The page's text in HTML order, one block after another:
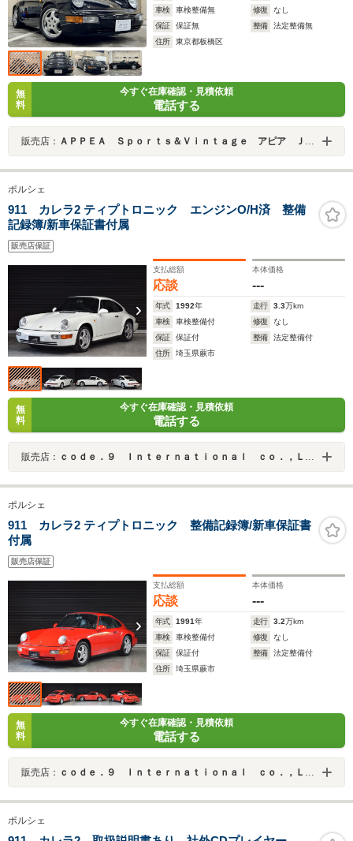
車検
車検整備無 修復
なし
保証
保証無 整備
法定整備無
住所
東京都板橋区
無
料
今すぐ在庫確認・見積依頼
電話する
販売店： ＡＰＰＥＡ Ｓｐｏｒｔｓ＆Ｖｉｎｔａｇｅ アピア ＪＵ適正販売店
ポルシェ
911 カレラ2 ティプトロニック エンジンO/H済 整備
記録簿/新車保証書付属
販売店保証
支払総額
応談
本体価格
---
年式 1992年 走行 3.3万km
車検
車検整備付 修復
なし
保証
保証付 整備
法定整備付
住所
埼玉県蕨市
無
料
今すぐ在庫確認・見積依頼
電話する
販売店： ｃｏｄｅ．９ Ｉｎｔｅｒｎａｔｉｏｎａｌ ｃｏ．，Ｌｔｄ．
ポルシェ
911 カレラ2 ティプトロニック 整備記録簿/新車保証書
付属
販売店保証
支払総額
応談
本体価格
---
年式 1991年 走行 3.2万km
車検
車検整備付 修復
なし
保証
保証付 整備
法定整備付
住所
埼玉県蕨市
無
料
今すぐ在庫確認・見積依頼
電話する
販売店： ｃｏｄｅ．９ Ｉｎｔｅｒｎａｔｉｏｎａｌ ｃｏ．，Ｌｔｄ．
ポルシェ